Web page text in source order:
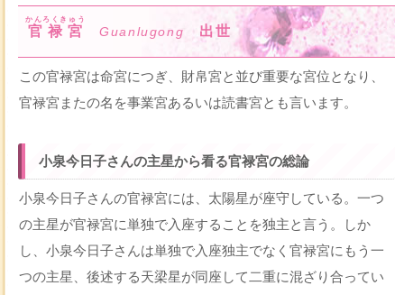
官禄宮
かんろくきゅう
Guanlugong 出世
この官禄宮は命宮につぎ、財帛宮と並び重要な宮位となり、
官禄宮またの名を事業宮あるいは読書宮とも言います。
小泉今日子さんの主星から看る官禄宮の総論
小泉今日子さんの官禄宮には、太陽星が座守している。一つ
の主星が官禄宮に単独で入座することを独主と言う。しか
し、小泉今日子さんは単独で入座独主でなく官禄宮にもう一
つの主星、後述する天梁星が同座して二重に混ざり合ってい